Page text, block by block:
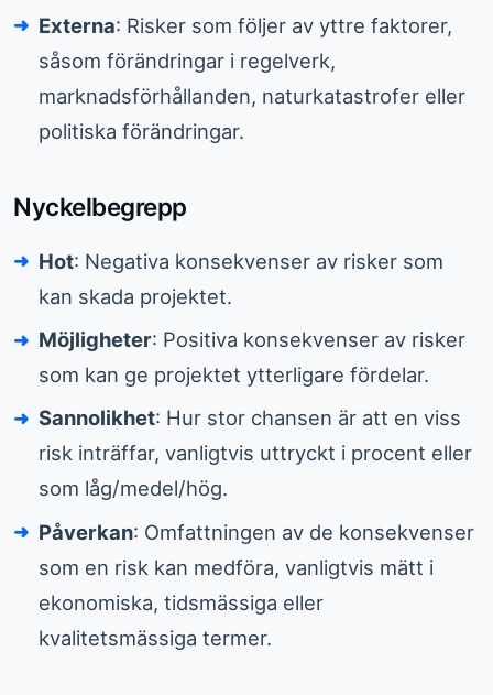
Externa: Risker som följer av yttre faktorer,
såsom förändringar i regelverk,
marknadsförhållanden, naturkatastrofer eller
politiska förändringar.
Nyckelbegrepp
Hot: Negativa konsekvenser av risker som
kan skada projektet.
Möjligheter: Positiva konsekvenser av risker
som kan ge projektet ytterligare fördelar.
Sannolikhet: Hur stor chansen är att en viss
risk inträffar, vanligtvis uttryckt i procent eller
som låg/medel/hög.
Påverkan: Omfattningen av de konsekvenser
som en risk kan medföra, vanligtvis mätt i
ekonomiska, tidsmässiga eller
kvalitetsmässiga termer.